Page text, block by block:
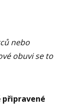
nebo
obuvi se to
připravené